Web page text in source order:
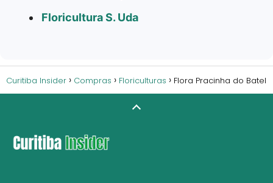
Floricultura S. Uda
Curitiba Insider Compras Floriculturas Flora Pracinha do Batel